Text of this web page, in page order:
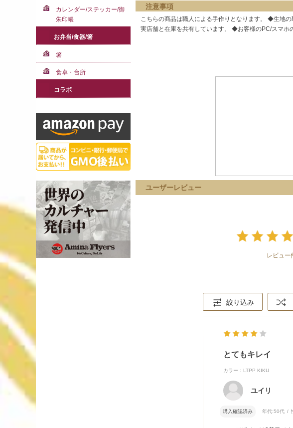
注意事項
こちらの商品は職人による手作りとなります。 ◆生地
実店舗と在庫を共有しています。 ◆お客様のPC/スマホ
ユーザーレビュー
レビュー
絞り込み
とてもキレイ
カラー：LTPP KIKU
ユイリ
購入確認済み 年代:50代
カレンダー/ステッカー/御
朱印帳
お弁当/食器/箸
箸
食卓・台所
コラボ